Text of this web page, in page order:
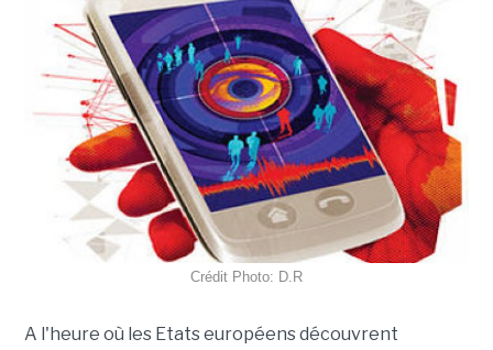
Crédit Photo: D.R
A l'heure où les Etats européens découvrent